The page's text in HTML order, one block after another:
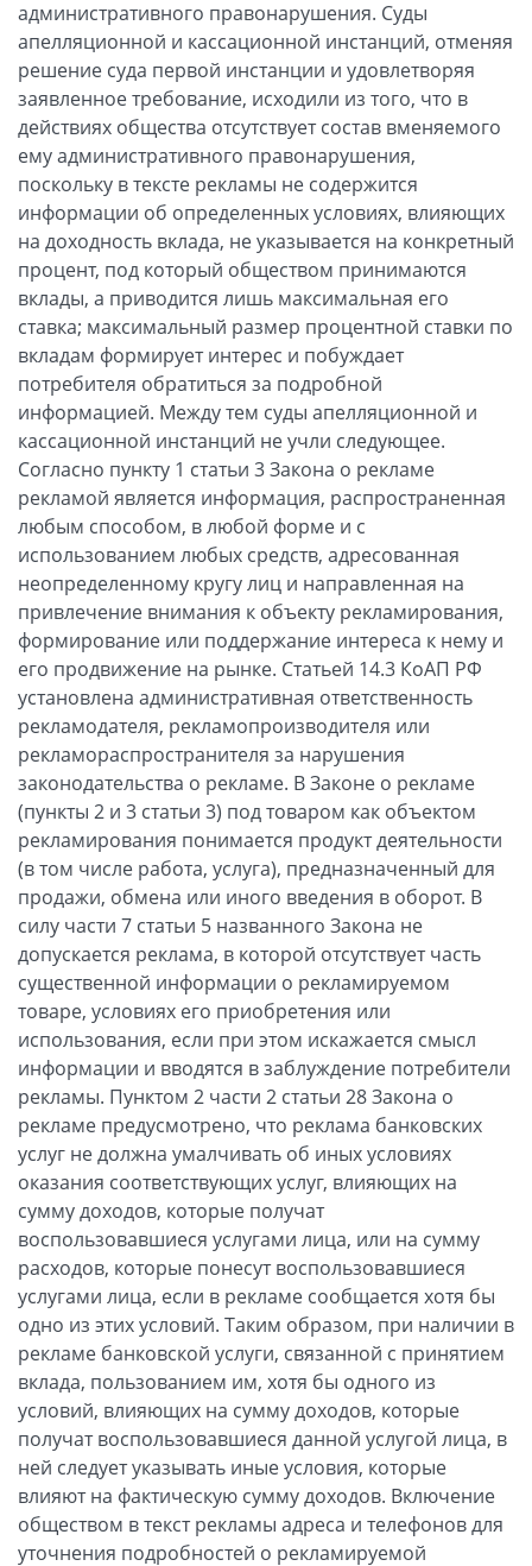
административного правонарушения. Суды
апелляционной и кассационной инстанций, отменяя
решение суда первой инстанции и удовлетворяя
заявленное требование, исходили из того, что в
действиях общества отсутствует состав вменяемого
ему административного правонарушения,
поскольку в тексте рекламы не содержится
информации об определенных условиях, влияющих
на доходность вклада, не указывается на конкретный
процент, под который обществом принимаются
вклады, а приводится лишь максимальная его
ставка; максимальный размер процентной ставки по
вкладам формирует интерес и побуждает
потребителя обратиться за подробной
информацией. Между тем суды апелляционной и
кассационной инстанций не учли следующее.
Согласно пункту 1 статьи 3 Закона о рекламе
рекламой является информация, распространенная
любым способом, в любой форме и с
использованием любых средств, адресованная
неопределенному кругу лиц и направленная на
привлечение внимания к объекту рекламирования,
формирование или поддержание интереса к нему и
его продвижение на рынке. Статьей 14.3 КоАП РФ
установлена административная ответственность
рекламодателя, рекламопроизводителя или
рекламораспространителя за нарушения
законодательства о рекламе. В Законе о рекламе
(пункты 2 и 3 статьи 3) под товаром как объектом
рекламирования понимается продукт деятельности
(в том числе работа, услуга), предназначенный для
продажи, обмена или иного введения в оборот. В
силу части 7 статьи 5 названного Закона не
допускается реклама, в которой отсутствует часть
существенной информации о рекламируемом
товаре, условиях его приобретения или
использования, если при этом искажается смысл
информации и вводятся в заблуждение потребители
рекламы. Пунктом 2 части 2 статьи 28 Закона о
рекламе предусмотрено, что реклама банковских
услуг не должна умалчивать об иных условиях
оказания соответствующих услуг, влияющих на
сумму доходов, которые получат
воспользовавшиеся услугами лица, или на сумму
расходов, которые понесут воспользовавшиеся
услугами лица, если в рекламе сообщается хотя бы
одно из этих условий. Таким образом, при наличии в
рекламе банковской услуги, связанной с принятием
вклада, пользованием им, хотя бы одного из
условий, влияющих на сумму доходов, которые
получат воспользовавшиеся данной услугой лица, в
ней следует указывать иные условия, которые
влияют на фактическую сумму доходов. Включение
обществом в текст рекламы адреса и телефонов для
уточнения подробностей о рекламируемой